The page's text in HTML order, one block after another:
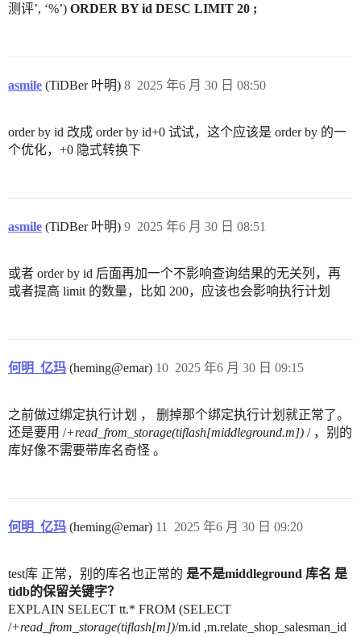
测评’, ‘%’) ORDER BY id DESC LIMIT 20 ;
asmile (TiDBer 叶明) 2025 年6 月 30 日 08:50
8
order by id 改成 order by id+0 试试，这个应该是 order by 的一
个优化，+0 隐式转换下
asmile (TiDBer 叶明) 2025 年6 月 30 日 08:51
9
或者 order by id 后面再加一个不影响查询结果的无关列，再
或者提高 limit 的数量，比如 200，应该也会影响执行计划
何明_亿玛 (heming@emar) 2025 年6 月 30 日 09:15
10
之前做过绑定执行计划 ， 删掉那个绑定执行计划就正常了。
还是要用 /+read_from_storage(tiflash[middleground.m]) / ，别的
库好像不需要带库名奇怪 。
何明_亿玛 (heming@emar) 2025 年6 月 30 日 09:20
11
test库 正常，别的库名也正常的 是不是middleground 库名 是
tidb的保留关键字？
EXPLAIN SELECT tt.* FROM (SELECT
/+read_from_storage(tiflash[m])/m.id ,m.relate_shop_salesman_id